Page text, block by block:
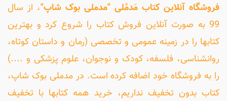
فروشگاه آنلاین کتاب مَدمُلی "مدملی بوک شاپ"، از سال
99 به صورت آنلاین فروش کتاب را شروع کرد و بهترین
کتابها را در زمینه عمومی و تخصصی (رمان و داستان کوتاه،
روانشناسی، فلسفه، کودک و نوجوان، علوم پزشکی و ....)
را به فروشگاه خود اضافه کرده است. در مدملی بوک شاپ،
کتاب بدون تخفیف نداریم، خرید همه کتابها با تخفیف